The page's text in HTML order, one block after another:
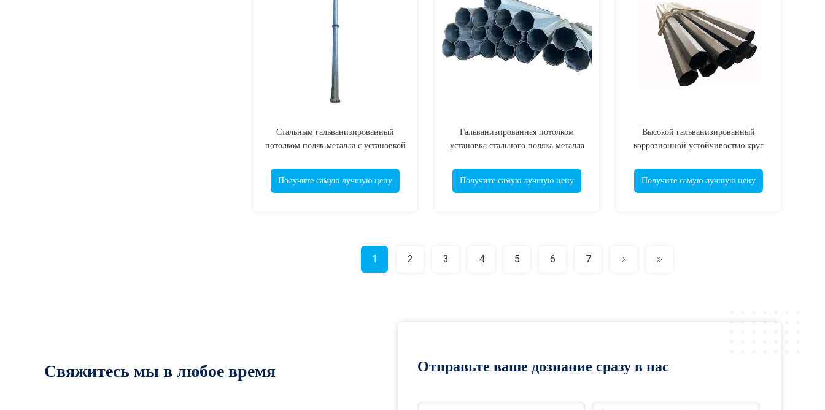
Стальным гальванизированный
потолком поляк металла с установкой
Получите самую лучшую цену
Гальванизированная потолком
установка стального поляка металла
Получите самую лучшую цену
Высокой гальванизированный
коррозионной устойчивостью круг
Получите самую лучшую цену
1 2 3 4 5 6 7
Свяжитесь мы в любое время Отправьте ваше дознание сразу в нас